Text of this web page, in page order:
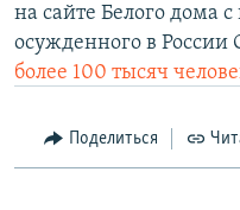
на сайте Белого дома
осужденного в России
более 100 тысяч
Поделиться